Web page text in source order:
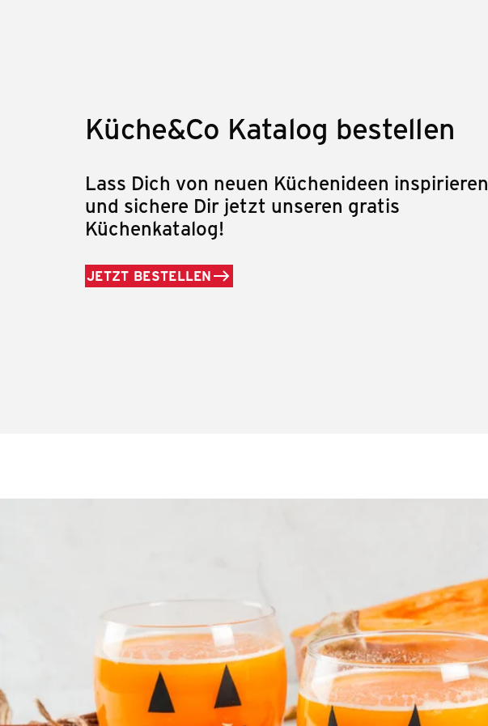
Küche&Co Katalog bestellen
Lass Dich von neuen Küchenideen inspirieren
und sichere Dir jetzt unseren gratis
Küchenkatalog!
JETZT BESTELLEN